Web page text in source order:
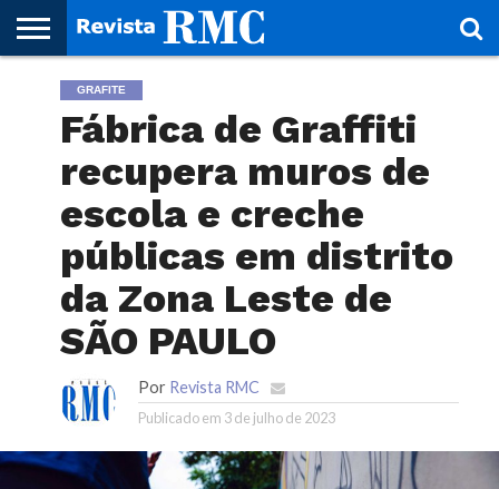
HOME
REVISTA
PROJETO
CULTURAL
RMC – 20
CIDADES
ARTE &
CULTURA
NOTÍCIAS
CORPORATIVAS
EDIÇÕES
ANTERIORES
PARCEIROS
FAÇA
SEU
SITE!
FALE
CONOSCO
GRAFITE
Fábrica de Graffiti
recupera muros de
escola e creche
públicas em distrito
da Zona Leste de
SÃO PAULO
Por Revista RMC
Publicado em 3 de julho de 2023